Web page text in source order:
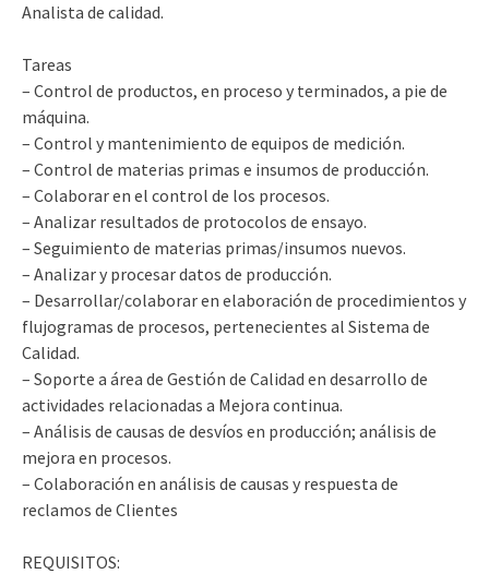
Analista de calidad.
Tareas
– Control de productos, en proceso y terminados, a pie de
máquina.
– Control y mantenimiento de equipos de medición.
– Control de materias primas e insumos de producción.
– Colaborar en el control de los procesos.
– Analizar resultados de protocolos de ensayo.
– Seguimiento de materias primas/insumos nuevos.
– Analizar y procesar datos de producción.
– Desarrollar/colaborar en elaboración de procedimientos y
flujogramas de procesos, pertenecientes al Sistema de
Calidad.
– Soporte a área de Gestión de Calidad en desarrollo de
actividades relacionadas a Mejora continua.
– Análisis de causas de desvíos en producción; análisis de
mejora en procesos.
– Colaboración en análisis de causas y respuesta de
reclamos de Clientes
REQUISITOS: